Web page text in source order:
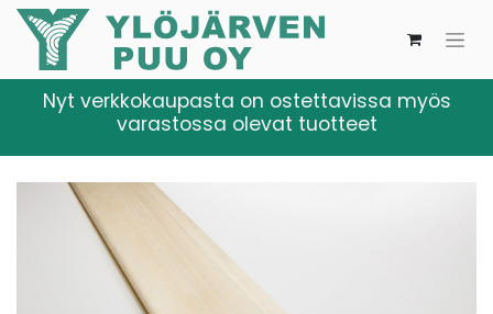
Nyt verkkokaupasta on ostettavissa myös
varastossa olevat tuotteet